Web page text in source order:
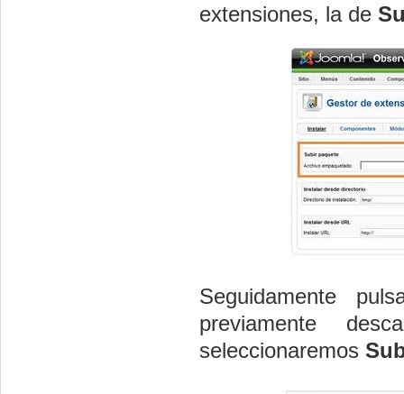
extensiones, la de
Seguidamente
previamente
seleccionaremos